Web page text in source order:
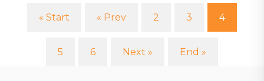
« Start « Prev 2 3
4
5
6 Next » End »